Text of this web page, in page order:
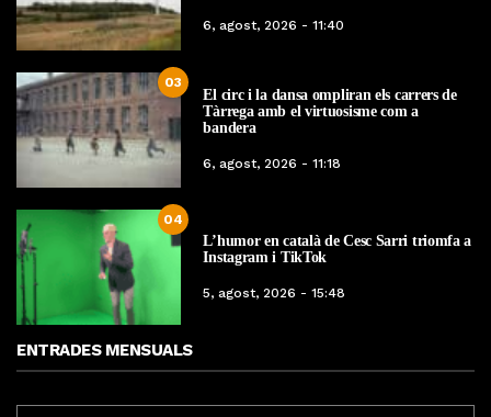
6, agost, 2026 - 11:40
03
El circ i la dansa ompliran els carrers de
Tàrrega amb el virtuosisme com a
bandera
6, agost, 2026 - 11:18
04
L’humor en català de Cesc Sarri triomfa a
Instagram i TikTok
5, agost, 2026 - 15:48
ENTRADES MENSUALS